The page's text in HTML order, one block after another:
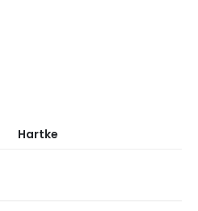
Hartke